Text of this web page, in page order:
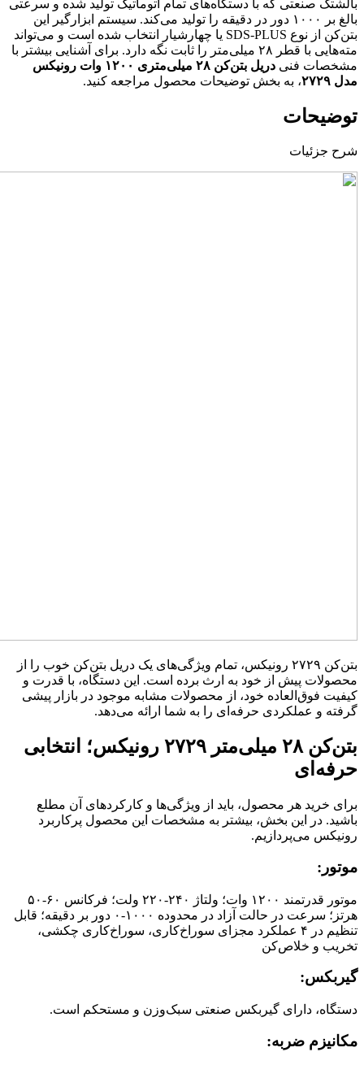
بالشتک صنعتی که با دستگاه‌های تمام اتوماتیک تولید شده و سرعتی
بالغ بر ۱۰۰۰ دور در دقیقه را تولید می‌کند. سیستم ابزارگیر این
بتن‌کن از نوع SDS-PLUS یا چهارشیار انتخاب شده است و می‌تواند
مته‌هایی با قطر ۲۸ میلی‌متر را ثابت نگه دارد. برای آشنایی بیشتر با
مشخصات فنی
دریل بتن‌کن ۲۸ میلی‌متری ۱۲۰۰ وات رونیکس
مدل ۲۷۲۹
، به بخش توضیحات محصول مراجعه کنید.
توضیحات
شرح جزئیات
بتن‌کن ۲۷۲۹ رونیکس، تمام ویژگی‌های یک دریل بتن‌کن خوب را از
محصولات پیش از خود به ارث برده است. این دستگاه، با قدرت و
کیفیت فوق‌العاده خود، از محصولات مشابه موجود در بازار پیشی
گرفته و عملکردی حرفه‌ای را به شما ارائه می‌دهد.
بتن‌کن ۲۸ میلی‌متر ۲۷۲۹ رونیکس؛ انتخابی
حرفه‌ای
برای خرید هر محصول، باید از ویژگی‌ها و کارکردهای آن مطلع
باشید. در این بخش، بیشتر به مشخصات این محصول پرکاربرد
رونیکس می‌پردازیم.
موتور:
موتور قدرتمند ۱۲۰۰ وات؛ ولتاژ ۲۴۰-۲۲۰ ولت؛ فرکانس ۶۰-۵۰
هرتز؛ سرعت در حالت آزاد در محدوده‌ ۱۰۰۰-۰ دور بر دقیقه؛ قابل
تنظیم در ۴ عملکرد مجزای سوراخ‌کاری، سوراخ‌کاری چکشی،
تخریب و خلاص‌کن
گیربکس:
دستگاه، دارای گیربکس صنعتی سبک‌وزن و مستحکم است.
مکانیزم ضربه‌: